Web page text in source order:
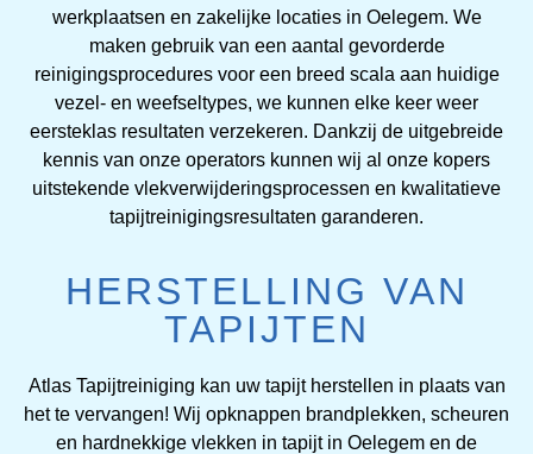
werkplaatsen en zakelijke locaties in Oelegem. We
maken gebruik van een aantal gevorderde
reinigingsprocedures voor een breed scala aan huidige
vezel- en weefseltypes, we kunnen elke keer weer
eersteklas resultaten verzekeren. Dankzij de uitgebreide
kennis van onze operators kunnen wij al onze kopers
uitstekende vlekverwijderingsprocessen en kwalitatieve
tapijtreinigingsresultaten garanderen.
HERSTELLING VAN
TAPIJTEN
Atlas Tapijtreiniging kan uw tapijt herstellen in plaats van
het te vervangen! Wij opknappen brandplekken, scheuren
en hardnekkige vlekken in tapijt in Oelegem en de